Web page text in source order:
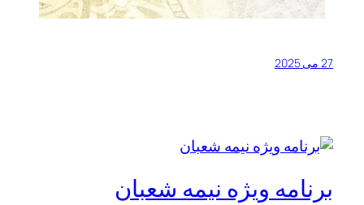
27 می 2025
برنامه ویژه نیمه شعبان